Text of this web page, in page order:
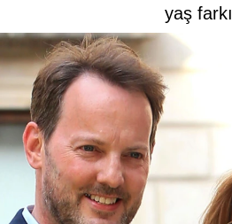
yaş farkı